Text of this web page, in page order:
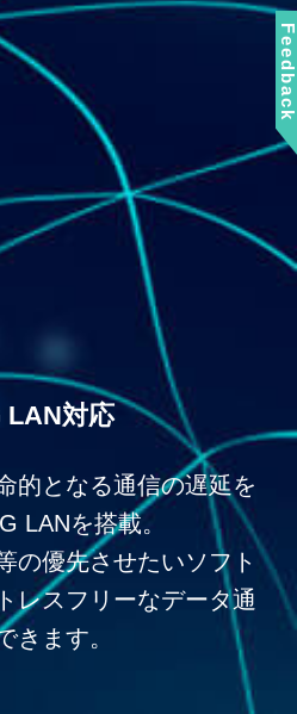
LAN対応
的となる通信の遅延を
LANを搭載。
の優先させたいソフト
レスフリーなデータ通
きます。
Feedback